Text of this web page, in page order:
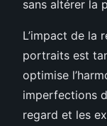
sans altérer la
L’impact de la
portraits est
optimise
imperfections
regard et les